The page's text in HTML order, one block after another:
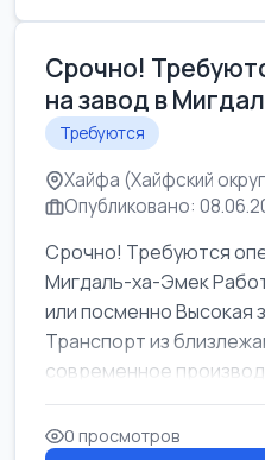
Срочно!
на завод в
Требуются
Хайфа (Хайфский
Опубликовано:
Срочно! Требуются
Мигдаль-ха-Эмек
или посменно Высокая
Транспорт из
современное
0 просмотров